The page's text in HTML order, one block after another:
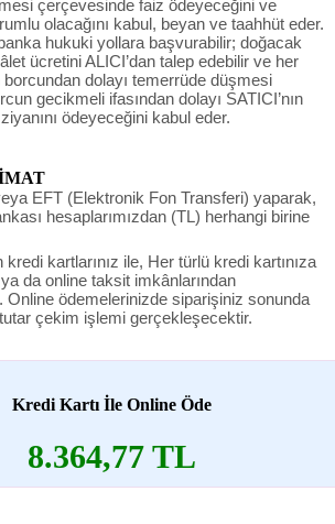
çerçevesinde faiz ödeyeceğini ve
olacağını kabul, beyan ve taahhüt eder.
hukuki yollara başvurabilir; doğacak
ücretini ALICI’dan talep edebilir ve her
borcundan dolayı temerrüde düşmesi
gecikmeli ifasından dolayı SATICI’nın
ödeyeceğini kabul eder.
EFT (Elektronik Fon Transferi) yaparak,
hesaplarımızdan (TL) herhangi birine
kartlarınız ile, Her türlü kredi kartınıza
da online taksit imkânlarından
Online ödemelerinizde siparişiniz sonunda
çekim işlemi gerçekleşecektir.
Kredi Kartı İle Online Öde
8.364,77 TL